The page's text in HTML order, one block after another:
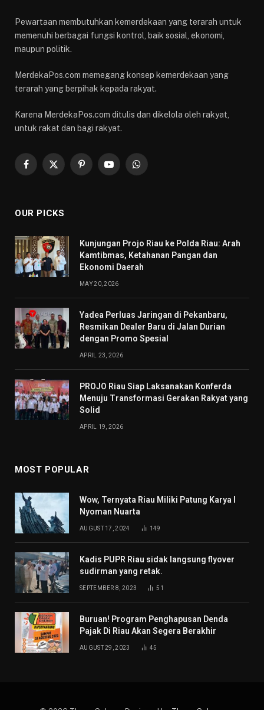
Pewartaan membutuhkan kemerdekaan yang terarah untuk
memenuhi berbagai fungsi kontrol, baik sosial, ekonomi,
maupun politik.
MerdekaPos.com memegang konsep kemerdekaan yang
terarah yang berpihak kepada rakyat.
Karena MerdekaPos.com ditulis dan dikelola oleh rakyat,
untuk rakat dan bagi rakyat.
Facebook
X
PinterestYouTubeWhatsApp
OUR PICKS
Kunjungan Projo Riau ke Polda Riau: Arah
Kamtibmas, Ketahanan Pangan dan
Ekonomi Daerah
MAY 20, 2026
Yadea Perluas Jaringan di Pekanbaru,
Resmikan Dealer Baru di Jalan Durian
dengan Promo Spesial
APRIL 23, 2026
PROJO Riau Siap Laksanakan Konferda
Menuju Transformasi Gerakan Rakyat yang
Solid
APRIL 19, 2026
MOST POPULAR
Wow, Ternyata Riau Miliki Patung Karya I
Nyoman Nuarta
AUGUST 17, 2024 149
Kadis PUPR Riau sidak langsung flyover
sudirman yang retak.
SEPTEMBER 8, 2023 51
Buruan! Program Penghapusan Denda
Pajak Di Riau Akan Segera Berakhir
AUGUST 29, 2023 45